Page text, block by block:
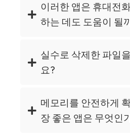
이러한 앱은 휴대전
하는 데도 도움이 될
실수로 삭제한 파일
요?
메모리를 안전하게
장 좋은 앱은 무엇인